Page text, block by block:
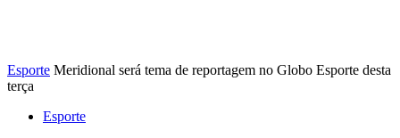
Esporte Meridional será tema de reportagem no Globo Esporte desta
terça
Esporte